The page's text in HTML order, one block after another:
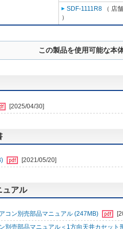
SDF-1111R8 （ 店
）
この製品を使用可能な本
[2025/04/30]
[2021/05/20]
ュアル
コン別売部品マニュアル (247MB)
別売部品マニュアル＜1方向天井カセット